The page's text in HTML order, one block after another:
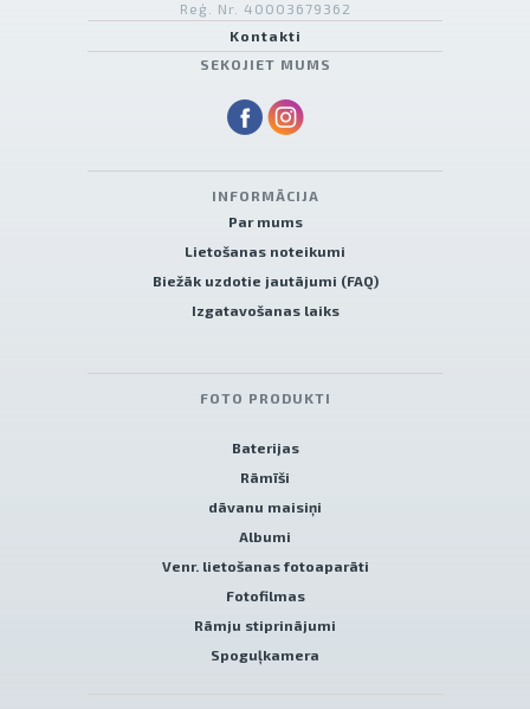
Reģ. Nr. 40003679362
Kontakti
SEKOJIET MUMS
INFORMĀCIJA
Par mums
Lietošanas noteikumi
Biežāk uzdotie jautājumi (FAQ)
Izgatavošanas laiks
FOTO PRODUKTI
Baterijas
Rāmīši
dāvanu maisiņi
Albumi
Venr. lietošanas fotoaparāti
Fotofilmas
Rāmju stiprinājumi
Spoguļkamera